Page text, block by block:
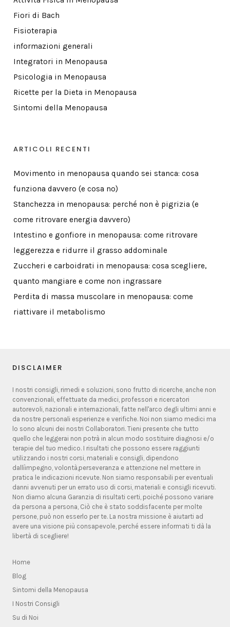
Fiori di Bach
Fisioterapia
informazioni generali
Integratori in Menopausa
Psicologia in Menopausa
Ricette per la Dieta in Menopausa
Sintomi della Menopausa
ARTICOLI RECENTI
Movimento in menopausa quando sei stanca: cosa
funziona davvero (e cosa no)
Stanchezza in menopausa: perché non è pigrizia (e
come ritrovare energia davvero)
Intestino e gonfiore in menopausa: come ritrovare
leggerezza e ridurre il grasso addominale
Zuccheri e carboidrati in menopausa: cosa scegliere,
quanto mangiare e come non ingrassare
Perdita di massa muscolare in menopausa: come
riattivare il metabolismo
DISCLAIMER
I nostri consigli, rimedi e soluzioni, sono frutto di ricerche, anche non
convenzionali, effettuate da medici, professori e ricercatori
autorevoli, nazionali e internazionali, fatte nell'arco degli ultimi anni e
da nostre personali esperienze e verifiche. Noi non siamo medici ma
lo sono alcuni dei nostri Collaboratori. Tieni presente che tutto
quello che leggerai non potrà in alcun modo sostituire diagnosi e/o
terapie del tuo medico. I risultati che possono essere raggiunti
utilizzando i nostri corsi, materiali e consigli, dipendono
dallíimpegno, volontà,perseveranza e attenzione nel mettere in
pratica le indicazioni ricevute. Non siamo responsabili per eventuali
danni avvenuti per un errato uso di corsi, materiali e consigli ricevuti.
Non diamo alcuna Garanzia di risultati certi, poiché possono variare
da persona a persona, Ciò che è stato soddisfacente per molte
persone, può non esserlo per te. La nostra missione è aiutarti ad
avere una visione più consapevole, perché essere informati ti dà la
libertà di scegliere!
Home
Blog
Sintomi della Menopausa
I Nostri Consigli
Su di Noi